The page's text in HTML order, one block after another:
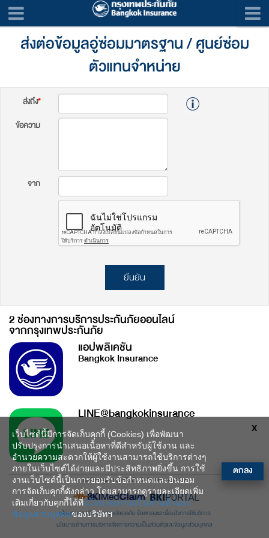
ส่งต่อข้อมูลอู่ซ่อมมาตรฐาน / ศูนย์ซ่อม
ตัวแทนจำหน่าย
ส่งถึง*
ข้อความ
จาก
ยืนยัน
2 ช่องทางการบริการประกันภัยออนไลน์
จากกรุงเทพประกันภัย
แอปพลิเคชัน
Bangkok Insurance
LINE@bangkokinsurance
X
เว็บไซต์นี้มีการจัดเก็บคุกกี้ (Cookies) เพื่อพัฒนา
ปรับปรุงการนำเสนอเนื้อหาที่ดีสำหรับผู้ใช้งาน และ
อำนวยความสะดวกให้ผู้ใช้งานสามารถใช้บริการต่างๆ
ภายในเว็บไซต์ได้ง่ายและมีประสิทธิภาพยิ่งขึ้น การใช้
งานเว็บไซต์นี้เป็นการยอมรับข้อกำหนดและยินยอม
การจัดเก็บคุกกี้ดังกล่าว โดยสามารถดูรายละเอียดเพิ่ม
เติมเกี่ยวกับคุกกี้ได้ที่นโยบายความเป็นส่วนตัวและ
ข้อมูลส่วนบุคคลของบริษัทฯ
ตกลง
บริษัท กรุงเทพประกันภัย จำกัด (มหาชน) 2014
นโยบายการรักษาความปลอดภัยข้อตกลงและเงื่อนไขการใช้บริการ
นโยบายด้านการบริหารจัดการความเป็นส่วนตัวและข้อมูลส่วนบุคคล